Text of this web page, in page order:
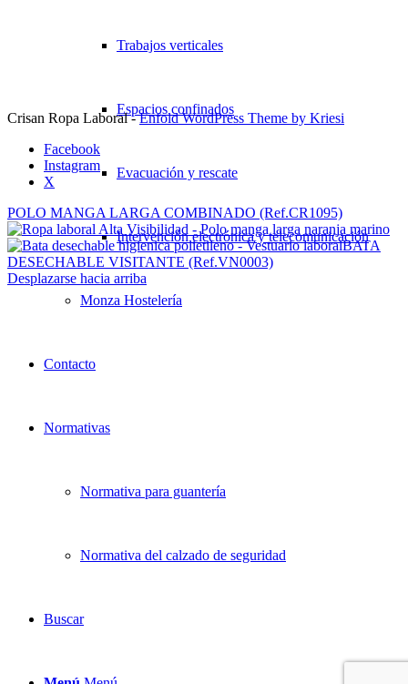
Trabajos verticales
Espacios confinados
Evacuación y rescate
Intervención electrónica y telecomunicación
Monza Hostelería
Contacto
Normativas
Normativa para guantería
Normativa del calzado de seguridad
Buscar
Crisan Ropa Laboral -Enfold WordPress Theme by Kriesi
Facebook
Instagram
X
POLO MANGA LARGA COMBINADO (Ref.CR1095)
BATA
DESECHABLE VISITANTE (Ref.VN0003)
Desplazarse hacia arriba